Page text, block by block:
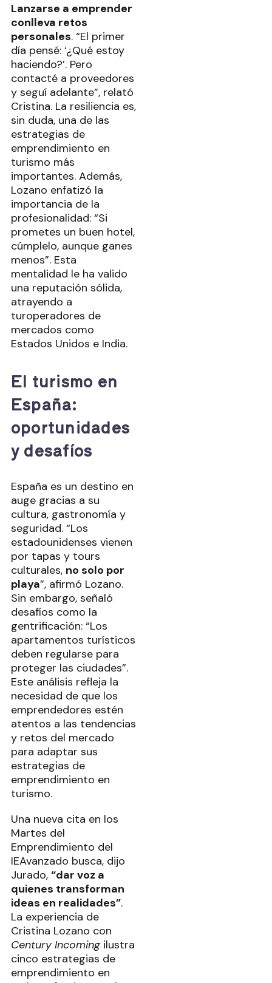
Lanzarse a emprender
conlleva retos
personales. “El primer
día pensé: ‘¿Qué estoy
haciendo?’. Pero
contacté a proveedores
y seguí adelante”, relató
Cristina. La resiliencia es,
sin duda, una de las
estrategias de
emprendimiento en
turismo más
importantes. Además,
Lozano enfatizó la
importancia de la
profesionalidad: “Si
prometes un buen hotel,
cúmplelo, aunque ganes
menos”. Esta
mentalidad le ha valido
una reputación sólida,
atrayendo a
turoperadores de
mercados como
Estados Unidos e India.
El turismo en
España:
oportunidades
y desafíos
España es un destino en
auge gracias a su
cultura, gastronomía y
seguridad. “Los
estadounidenses vienen
por tapas y tours
culturales, no solo por
playa”, afirmó Lozano.
Sin embargo, señaló
desafíos como la
gentrificación: “Los
apartamentos turísticos
deben regularse para
proteger las ciudades”.
Este análisis refleja la
necesidad de que los
emprendedores estén
atentos a las tendencias
y retos del mercado
para adaptar sus
estrategias de
emprendimiento en
turismo.
Una nueva cita en los
Martes del
Emprendimiento del
IEAvanzado busca, dijo
Jurado, “dar voz a
quienes transforman
ideas en realidades”.
La experiencia de
Cristina Lozano con
Century Incomingilustra
cinco estrategias de
emprendimiento en